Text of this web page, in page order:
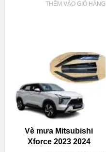
THÊM VÀO GIỎ HÀNG
Vè mưa Mitsubishi
Xforce 2023 2024